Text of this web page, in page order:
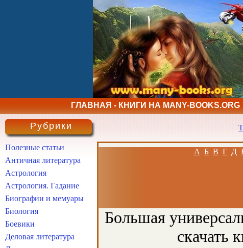
ГЛАВНАЯ - КНИГИ НА MANY-BOOKS.ORG
А Б В Г Д
Большая
скачать
Рубрики
Полезные статьи
Античная литература
Астрология
Астрология. Гадание
Биографии и мемуары
Биология
Боевики
Деловая литература